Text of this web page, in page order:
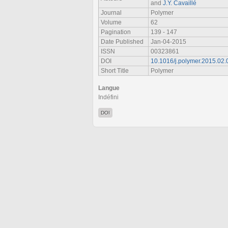
and J.Y. Cavaillé
Journal
Polymer
Volume
62
Pagination
139 - 147
Date Published
Jan-04-2015
ISSN
00323861
DOI
10.1016/
Short Title
Polymer
Langue
Indéfini
DOI